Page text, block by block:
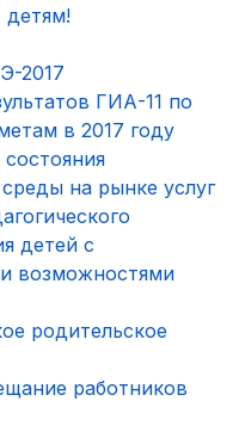
2017
ГИА-11 по
в 2017 году
на рынке услуг
детей с
возможностями
родительское
работников